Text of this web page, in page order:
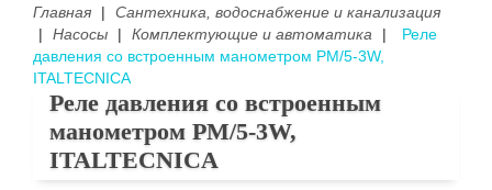
Главная |
Сантехника, водоснабжение и канализация
|
Насосы | Комплектующие и автоматика |
Реле
давления со встроенным манометром РМ/5-3W,
ITALTECNICA
Реле давления со встроенным
манометром РМ/5-3W,
ITALTECNICA